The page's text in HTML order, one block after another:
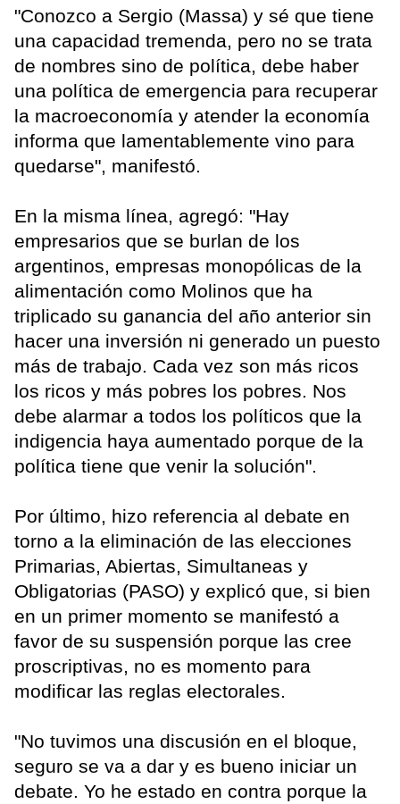
"Conozco a Sergio (Massa) y sé que tiene
una capacidad tremenda, pero no se trata
de nombres sino de política, debe haber
una política de emergencia para recuperar
la macroeconomía y atender la economía
informa que lamentablemente vino para
quedarse", manifestó.
En la misma línea, agregó: "Hay
empresarios que se burlan de los
argentinos, empresas monopólicas de la
alimentación como Molinos que ha
triplicado su ganancia del año anterior sin
hacer una inversión ni generado un puesto
más de trabajo. Cada vez son más ricos
los ricos y más pobres los pobres. Nos
debe alarmar a todos los políticos que la
indigencia haya aumentado porque de la
política tiene que venir la solución".
Por último, hizo referencia al debate en
torno a la eliminación de las elecciones
Primarias, Abiertas, Simultaneas y
Obligatorias (PASO) y explicó que, si bien
en un primer momento se manifestó a
favor de su suspensión porque las cree
proscriptivas, no es momento para
modificar las reglas electorales.
"No tuvimos una discusión en el bloque,
seguro se va a dar y es bueno iniciar un
debate. Yo he estado en contra porque la